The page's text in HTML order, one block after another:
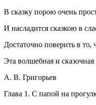
В сказку порою очень
И насладится сказкою в
Достаточно поверить в то,
Эта волшебная и сказочная
А. В. Григорьев
Глава 1. С папой на